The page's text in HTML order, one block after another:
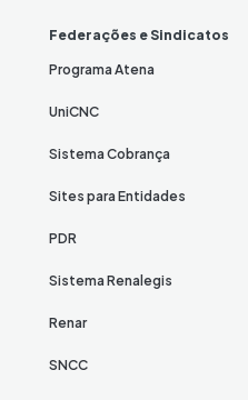
Federações e Sindicatos
Programa Atena
UniCNC
Sistema Cobrança
Sites para Entidades
PDR
Sistema Renalegis
Renar
SNCC